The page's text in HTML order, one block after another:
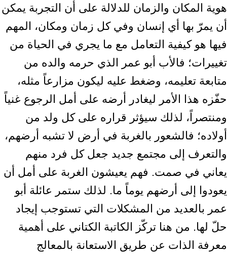
هوية المكان والزمان للدلالة على أن التجربة يمكن
أن يمرّ بها أي إنسان وفي كل زمان ومكان، المهم
فيها هو كيفية التعامل مع ما يجري في الحياة من
تغييرات؛ فالأب أبو عمر الذي حرمه والده من
متابعة تعليمه، وضغط عليه ليكون مزارعاً مثله،
حفّزه هذا الأمر ليغادر أرضه على أمل الرجوع غنياً
ومنتصراً، لذلك سيؤثر قراره على كل ولد من
أولاده؛ فالشعور بالغربة في أرض لا تشبه أرضهم،
والتعرف إلى مجتمع جديد جعل كل فرد منهم
يعاني في صمت. فهم يعيشون الغربة على أمل أن
يعودوا إلى أرضهم يوماً ما. لذلك ستمر عائلة أبو
عمر بالعديد من المشكلات التي تستوجب إيجاد
حلّ لها. من هنا تركّز الكاتبة الكتاني على أهمية
معرفة الذات عن طريق الاستعانة بالمعالج